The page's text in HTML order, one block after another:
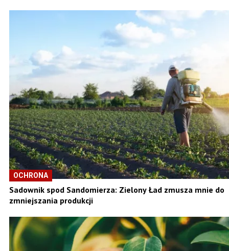
OCHRONA
Sadownik spod Sandomierza: Zielony Ład zmusza mnie do
zmniejszania produkcji